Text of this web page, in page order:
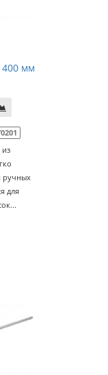
400 мм
из
ручных
для